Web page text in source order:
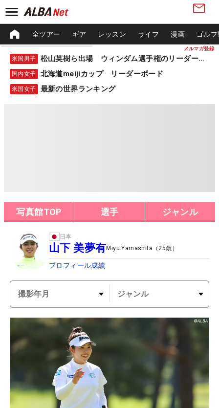
メルマガ登録
全ツアー ギア レッスン ライフ 漫画 ゴル
米国男子 松山英樹ら出場 ウィンダム選手権のリーダーボード
国内女子 北海道meijiカップ リーダーボード
米国女子 最新の世界ランキング
写真館TOP 選手 ジャンル
日本
山下 美夢有Miyu Yamashita （ 25歳）
プロフィール成績